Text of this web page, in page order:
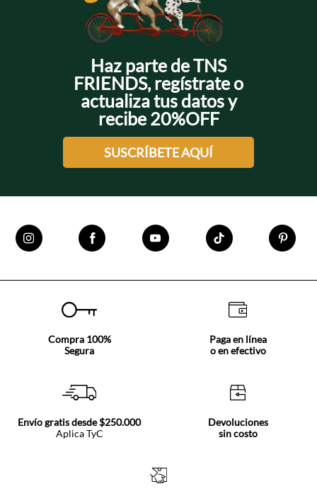
nuestra colección!
Haz parte de TNS
FRIENDS, regístrate o
actualiza tus datos y
recibe 20%OFF
SUSCRÍBETE AQUÍ
Compra 100%
Segura
Paga en línea
o en efectivo
Envío gratis desde $250.000
Aplica TyC
Devoluciones
sin costo